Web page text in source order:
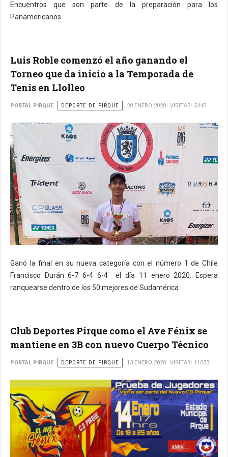
Encuentros que son parte de la preparación para los
Panamericanos
Luis Roble comenzó el año ganando el
Torneo que da inicio a la Temporada de
Tenis en Llolleo
PORTAL PIRQUE DEPORTE DE PIRQUE 20 ENERO 2020 VISITAS: 5445
Ganó la final en su nueva categoría con el número 1 de Chile
Francisco Durán 6-7 6-4 6-4 el día 11 enero 2020. Espera
ranquearse dentro de los 50 mejores de Sudamérica
Club Deportes Pirque como el Ave Fénix se
mantiene en 3B con nuevo Cuerpo Técnico
PORTAL PIRQUE DEPORTE DE PIRQUE 13 ENERO 2020 VISITAS: 11053